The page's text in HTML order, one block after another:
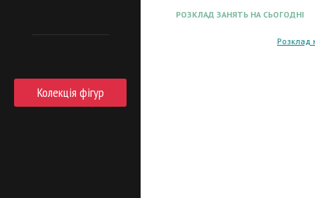
Колекція фігур
РОЗКЛАД ЗАНЯТЬ НА СЬОГОДНІ
Розклад